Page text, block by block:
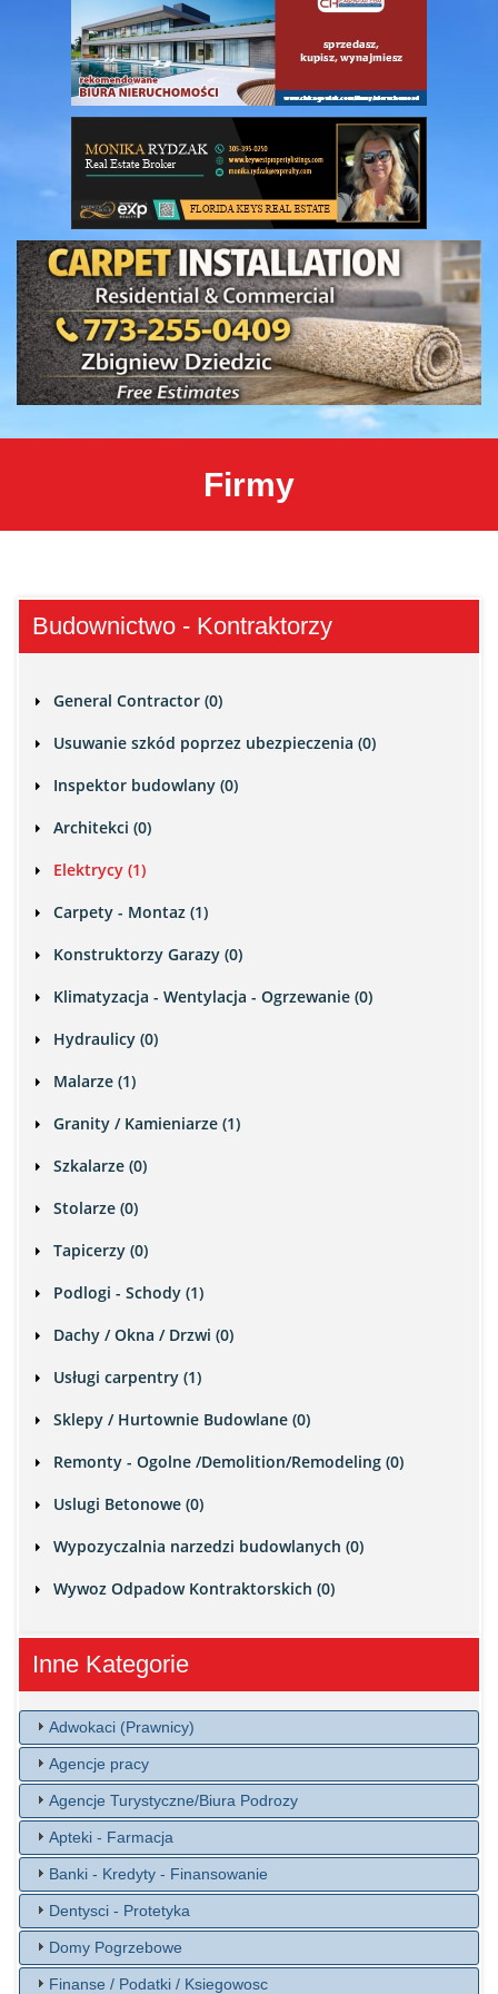
Firmy
Budownictwo - Kontraktorzy
General Contractor (0)
Usuwanie szkód poprzez ubezpieczenia (0)
Inspektor budowlany (0)
Architekci (0)
Elektrycy (1)
Carpety - Montaz (1)
Konstruktorzy Garazy (0)
Klimatyzacja - Wentylacja - Ogrzewanie (0)
Hydraulicy (0)
Malarze (1)
Granity / Kamieniarze (1)
Szkalarze (0)
Stolarze (0)
Tapicerzy (0)
Podlogi - Schody (1)
Dachy / Okna / Drzwi (0)
Usługi carpentry (1)
Sklepy / Hurtownie Budowlane (0)
Remonty - Ogolne /Demolition/Remodeling (0)
Uslugi Betonowe (0)
Wypozyczalnia narzedzi budowlanych (0)
Wywoz Odpadow Kontraktorskich (0)
Inne Kategorie
Adwokaci (Prawnicy)
Agencje pracy
Agencje Turystyczne/Biura Podrozy
Apteki - Farmacja
Banki - Kredyty - Finansowanie
Dentysci - Protetyka
Domy Pogrzebowe
Finanse / Podatki / Ksiegowosc